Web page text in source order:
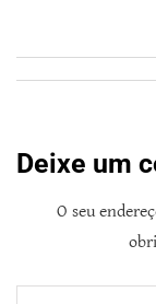
Deixe um
O seu